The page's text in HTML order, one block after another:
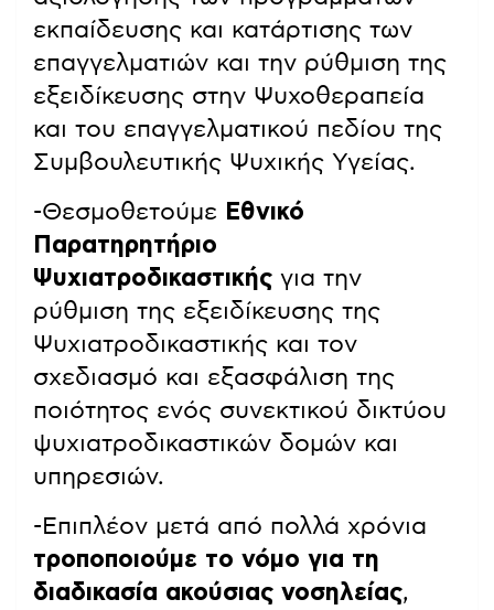
εκπαίδευσης και κατάρτισης των
επαγγελματιών και την ρύθμιση της
εξειδίκευσης στην Ψυχοθεραπεία
και του επαγγελματικού πεδίου της
Συμβουλευτικής Ψυχικής Υγείας.
-Θεσμοθετούμε Εθνικό
Παρατηρητήριο
Ψυχιατροδικαστικής για την
ρύθμιση της εξειδίκευσης της
Ψυχιατροδικαστικής και τον
σχεδιασμό και εξασφάλιση της
ποιότητος ενός συνεκτικού δικτύου
ψυχιατροδικαστικών δομών και
υπηρεσιών.
-Επιπλέον μετά από πολλά χρόνια
τροποποιούμε το νόμο για τη
διαδικασία ακούσιας νοσηλείας,